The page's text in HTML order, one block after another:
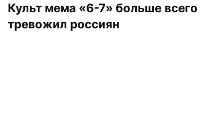
Культ мема «6-7» больше всего
тревожил россиян